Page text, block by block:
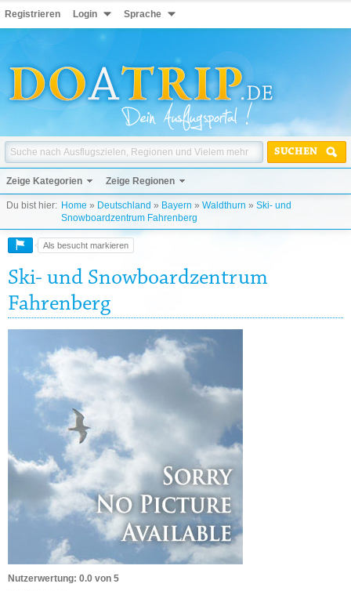
Registrieren Login Sprache
SUCHEN
Zeige Kategorien Zeige Regionen
Du bist hier: Home » Deutschland » Bayern » Waldthurn » Ski- und
Snowboardzentrum Fahrenberg
Als besucht markieren
Ski- und Snowboardzentrum
Fahrenberg
Nutzerwertung: 0.0 von 5